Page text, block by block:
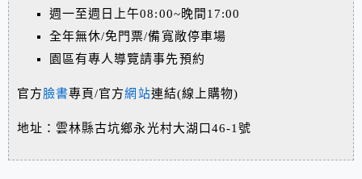
週一至週日上午08:00~晚間17:00
全年無休/免門票/備寬敞停車場
園區有專人導覽請事先預約
官方臉書專頁/官方網站連結(線上購物)
地址：雲林縣古坑鄉永光村大湖口46-1號